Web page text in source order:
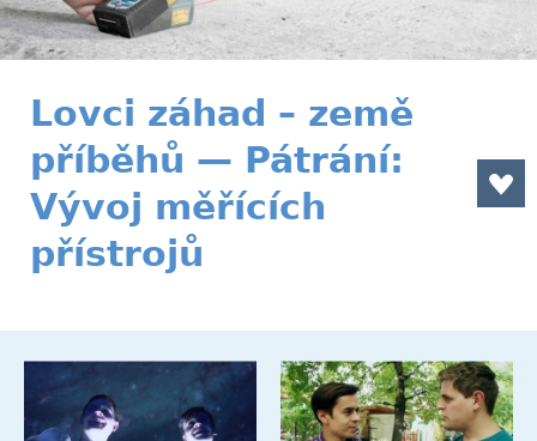
Lovci záhad – země
příběhů — Pátrání:
Vývoj měřících
přístrojů